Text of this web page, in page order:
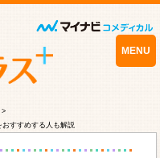
MENU
すすめする人も解説